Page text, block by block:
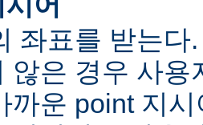
좌표를 받는다
않은 경우 사용
까운 point 지